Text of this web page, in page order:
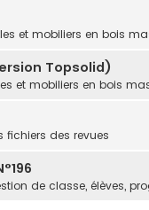
et mobiliers en bois
Topsolid)
et mobiliers en bois
fichiers des revues
de classe, élèves,